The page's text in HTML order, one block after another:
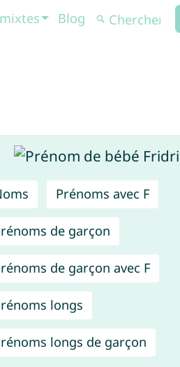
Blog
Prénoms avec F
de garçon
de garçon avec F
longs
longs de garçon